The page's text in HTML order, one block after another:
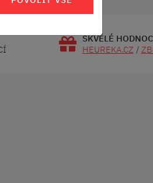
SKVĚLÉ
HEUREKA.CZ /